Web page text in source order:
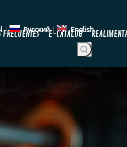
E-CATALOG
| Pусский English